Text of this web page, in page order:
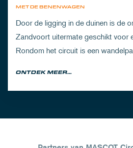
MET DE BENENWAGEN
Door de ligging in de duinen is de
Zandvoort uitermate geschikt voor
Rondom het circuit is een
ONTDEK MEER...